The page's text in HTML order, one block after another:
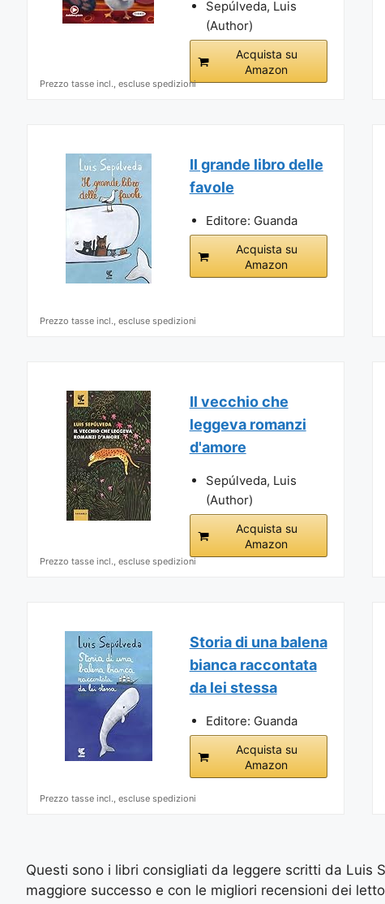
Sepúlveda, Luis
(Author)
Acquista su
Amazon
Prezzo tasse incl., escluse spedizioni
Il grande libro delle
favole
Editore: Guanda
Acquista su
Amazon
Prezzo tasse incl., escluse spedizioni
Il vecchio che
leggeva romanzi
d'amore
Sepúlveda, Luis
(Author)
Acquista su
Amazon
Prezzo tasse incl., escluse spedizioni
Storia di una balena
bianca raccontata
da lei stessa
Editore: Guanda
Acquista su
Amazon
Prezzo tasse incl., escluse spedizioni
Questi sono i libri consigliati da leggere scritti da Luis
maggiore successo e con le migliori recensioni dei